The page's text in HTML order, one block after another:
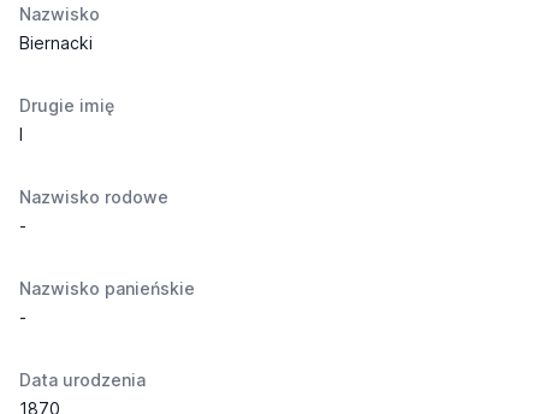
Nazwisko
Biernacki
Drugie imię
I
Nazwisko rodowe
-
Nazwisko panieńskie
-
Data urodzenia
1870